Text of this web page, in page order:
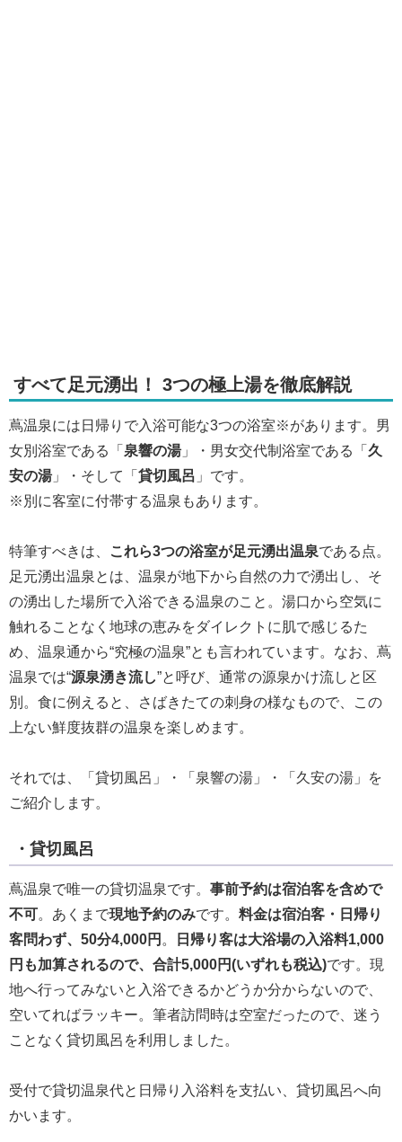
すべて足元湧出！ 3つの極上湯を徹底解説
蔦温泉には日帰りで入浴可能な3つの浴室※があります。男
女別浴室である「 泉響の湯」・男女交代制浴室である「 久
安の湯」・そして「 貸切風呂 」です。
※別に客室に付帯する温泉もあります。
特筆すべきは、 これら3つの浴室が足元湧出温泉である点。
足元湧出温泉とは、温泉が地下から自然の力で湧出し、そ
の湧出した場所で入浴できる温泉のこと。湯口から空気に
触れることなく地球の恵みをダイレクトに肌で感じるた
め、温泉通から“究極の温泉”とも言われています。なお、蔦
温泉では“源泉湧き流し”と呼び、通常の源泉かけ流しと区
別。食に例えると、さばきたての刺身の様なもので、この
上ない鮮度抜群の温泉を楽しめます。
それでは、「貸切風呂」・「泉響の湯」・「久安の湯」を
ご紹介します。
・貸切風呂
蔦温泉で唯一の貸切温泉です。 事前予約は宿泊客を含めで
不可。あくまで現地予約のみです。 料金は宿泊客・日帰り
客問わず、50分4,000円 。
日帰り客は大浴場の入浴料1,000
円も加算されるので、合計5,000円(いずれも税込)です。現
地へ行ってみないと入浴できるかどうか分からないので、
空いてればラッキー。筆者訪問時は空室だったので、迷う
ことなく貸切風呂を利用しました。
受付で貸切温泉代と日帰り入浴料を支払い、貸切風呂へ向
かいます。